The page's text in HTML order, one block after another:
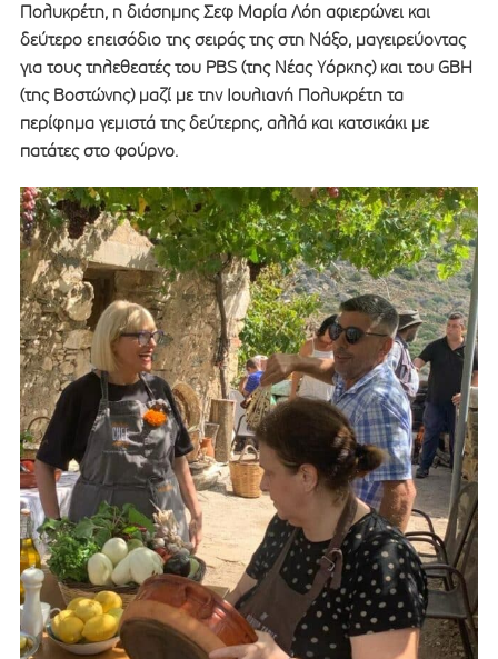
Πολυκρέτη, η διάσημης Σεφ Μαρία Λόη αφιερώνει και
δεύτερο επεισόδιο της σειράς της στη Νάξο, μαγειρεύοντας
για τους τηλεθεατές του PBS (της Νέας Υόρκης) και του GBH
(της Βοστώνης) μαζί με την Ιουλιανή Πολυκρέτη τα
περίφημα γεμιστά της δεύτερης, αλλά και κατσικάκι με
πατάτες στο φούρνο.